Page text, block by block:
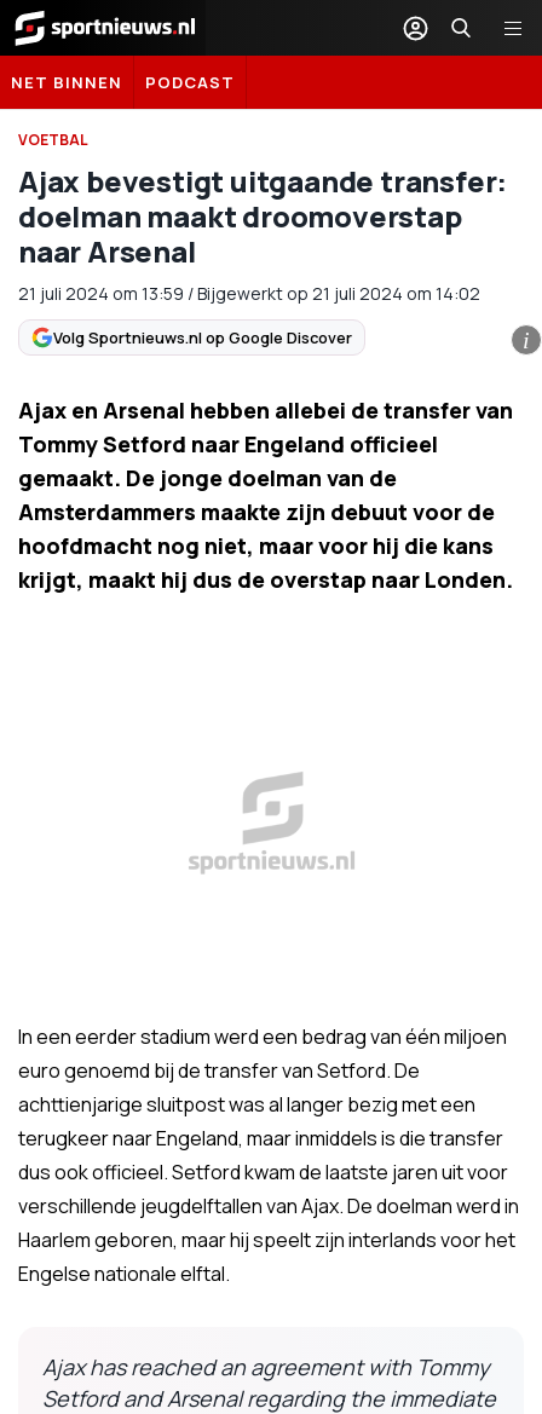
Sportnieuws.nl
NET BINNEN PODCAST
VOETBAL
Ajax bevestigt uitgaande transfer:
doelman maakt droomoverstap
naar Arsenal
21 juli 2024 om 13:59 /Bijgewerkt op 21 juli 2024 om 14:02
Volg Sportnieuws.nl op Google Discover i
Ajax en Arsenal hebben allebei de transfer van
Tommy Setford naar Engeland officieel
gemaakt. De jonge doelman van de
Amsterdammers maakte zijn debuut voor de
hoofdmacht nog niet, maar voor hij die kans
krijgt, maakt hij dus de overstap naar Londen.
In een eerder stadium werd een bedrag van één miljoen
euro genoemd bij de transfer van Setford. De
achttienjarige sluitpost was al langer bezig met een
terugkeer naar Engeland, maar inmiddels is die transfer
dus ook officieel. Setford kwam de laatste jaren uit voor
verschillende jeugdelftallen van Ajax. De doelman werd in
Haarlem geboren, maar hij speelt zijn interlands voor het
Engelse nationale elftal.
Ajax has reached an agreement with Tommy
Setford and Arsenal regarding the immediate